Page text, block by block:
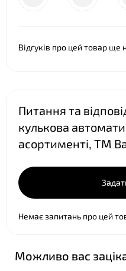
Відгуків про цей товар ще
Питання та
кулькова
асортименті, ТМ
Немає запитань про цей
Можливо вас
❤